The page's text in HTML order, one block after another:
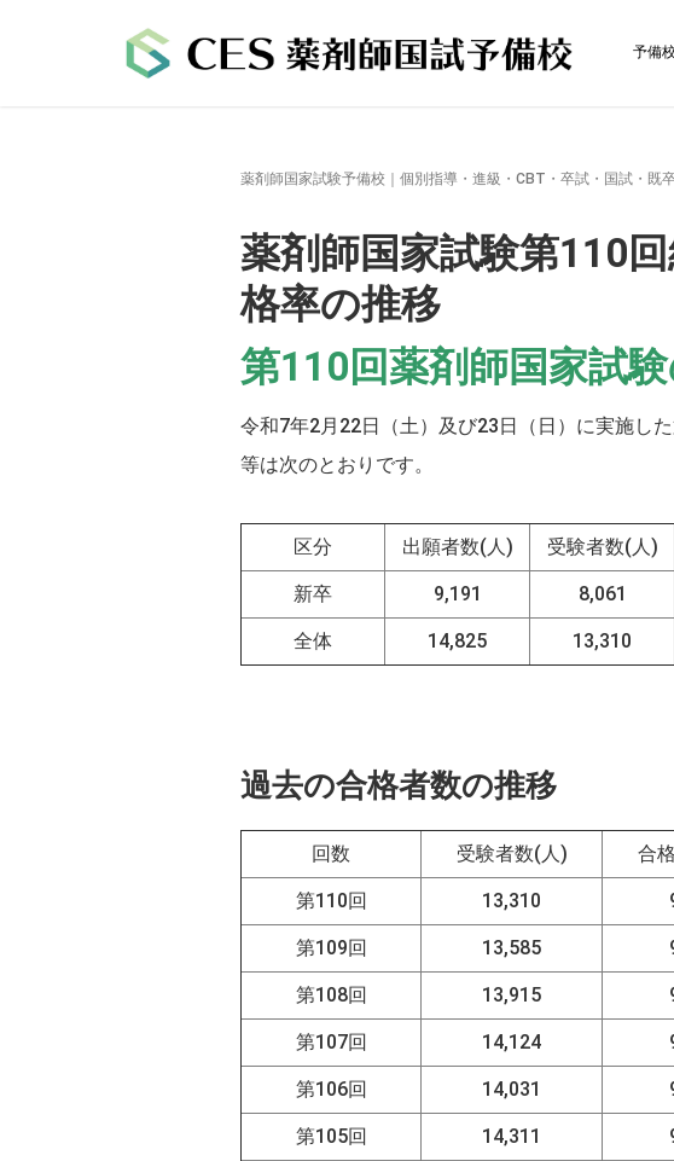
予備
薬剤師国家試験予備校｜個別指導・進級・CBT・卒試・国試・既
薬剤師国家試験第110
格率の推移
第110回薬剤師国家試
令和7年2月22日（土）及び23日（日）に実施し
等は次のとおりです。
区分 出願者数(人) 受験者数(人)
新卒 9,191 8,061
全体 14,825 13,310
過去の合格者数の推移
回数 受験者数(人) 合
第110回 13,310
第109回 13,585
第108回 13,915
第107回 14,124
第106回 14,031
第105回 14,311